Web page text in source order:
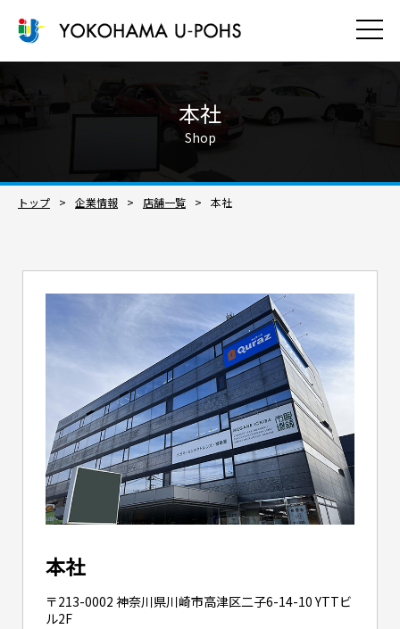
本社
Shop
トップ 企業情報 店舗一覧 本社
本社
〒213-0002 神奈川県川崎市高津区二子6-14-10YTTビ
ル2F